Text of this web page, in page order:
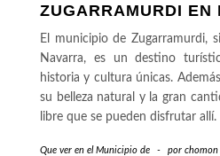
ZUGARRAMURDI EN
El municipio de Zugarramurdi,
Navarra, es un destino
historia y cultura únicas.
su belleza natural y la gran
libre que se pueden disfrutar allí.
Que ver en el Municipio de - por chomon